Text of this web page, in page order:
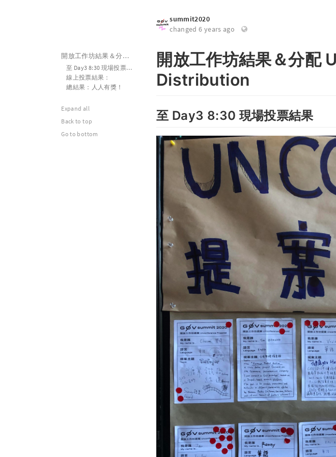
summit2020
changed 6 years ago
開放工作坊結果＆分
Distribution
至 Day3 8:30 現場投票結果
開放工作坊結果＆分配 Unconference Result & Distribution
至 Day3 8:30 現場投票結果
線上投票結果：
總結果：人人有獎！
Expand all
Back to top
Go to bottom